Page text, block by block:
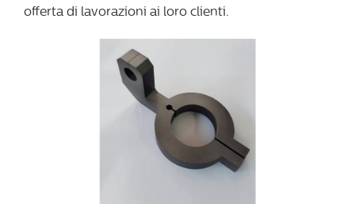
offerta di lavorazioni ai loro clienti.